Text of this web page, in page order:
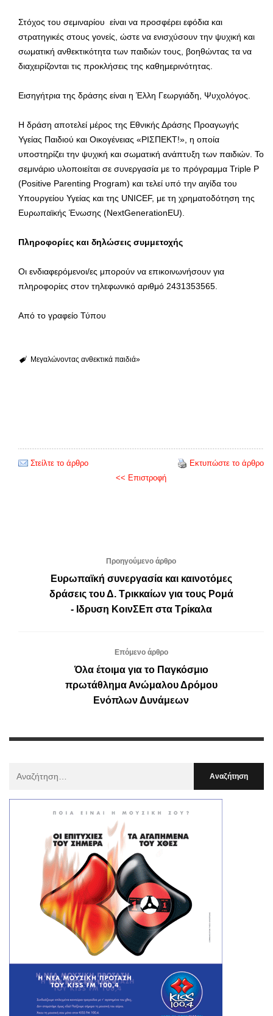
Στόχος του σεμιναρίου είναι να προσφέρει εφόδια και
στρατηγικές στους γονείς, ώστε να ενισχύσουν την ψυχική και
σωματική ανθεκτικότητα των παιδιών τους, βοηθώντας τα να
διαχειρίζονται τις προκλήσεις της καθημερινότητας.
Εισηγήτρια της δράσης είναι η Έλλη Γεωργιάδη, Ψυχολόγος.
Η δράση αποτελεί μέρος της Εθνικής Δράσης Προαγωγής
Υγείας Παιδιού και Οικογένειας «ΡΙΣΠΕΚΤ!», η οποία
υποστηρίζει την ψυχική και σωματική ανάπτυξη των παιδιών. Το
σεμινάριο υλοποιείται σε συνεργασία με το πρόγραμμα Triple P
(Positive Parenting Program) και τελεί υπό την αιγίδα του
Υπουργείου Υγείας και της UNICEF, με τη χρηματοδότηση της
Ευρωπαϊκής Ένωσης (NextGenerationEU).
Πληροφορίες και δηλώσεις συμμετοχής
Οι ενδιαφερόμενοι/ες μπορούν να επικοινωνήσουν για
πληροφορίες στον τηλεφωνικό αριθμό 2431353565.
Από το γραφείο Τύπου
Μεγαλώνοντας ανθεκτικά παιδιά»
Στείλτε το άρθρο
Εκτυπώστε το άρθρο
<< Επιστροφή
Προηγούμενο άρθρο
Ευρωπαϊκή συνεργασία και καινοτόμες
δράσεις του Δ. Τρικκαίων για τους Ρομά
- Ιδρυση ΚοινΣΕπ στα Τρίκαλα
Επόμενο άρθρο
Όλα έτοιμα για το Παγκόσμιο
πρωτάθλημα Ανώμαλου Δρόμου
Ενόπλων Δυνάμεων
: